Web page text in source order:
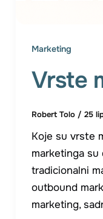
Marketing
Vrste
Robert Tolo / 25
Koje su vrste
marketinga su
tradicionalni
outbound
marketing,